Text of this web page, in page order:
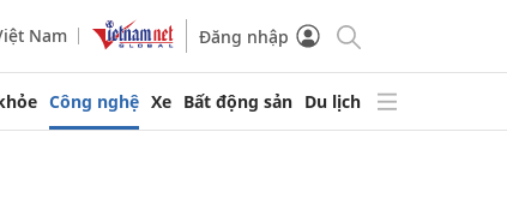
Nam Đăng nhập
Công nghệ Xe Bất động sản Du lịch